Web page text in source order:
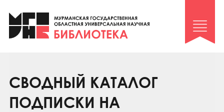
Клуб «Гиря и сельдерей»
Клуб «Семейный архив»
Коллегам
Контакты
СВОДНЫЙ КАТАЛОГ
ПОДПИСКИ НА